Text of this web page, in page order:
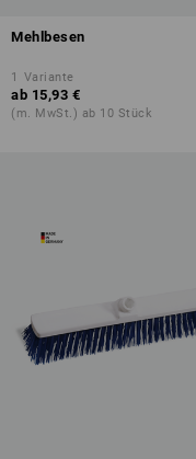
Mehlbesen
1 Variante
ab 15,93 €
(m. MwSt.) ab 10 Stück